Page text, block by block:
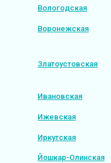
Вологодская
Воронежская
Златоустовская
Ивановская
Ижевская
Иркутская
Йошкар-Олинская